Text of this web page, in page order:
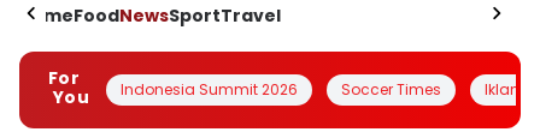
HomeFoodNewsSportTravel
For
You
Indonesia Summit 2026 Soccer Times Iklanin